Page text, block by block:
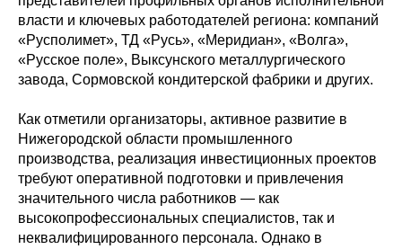
власти и ключевых работодателей региона: компаний
«Русполимет», ТД «Русь», «Меридиан», «Волга»,
«Русское поле», Выксунского металлургического
завода, Сормовской кондитерской фабрики и других.
Как отметили организаторы, активное развитие в
Нижегородской области промышленного
производства, реализация инвестиционных проектов
требуют оперативной подготовки и привлечения
значительного числа работников — как
высокопрофессиональных специалистов, так и
неквалифицированного персонала. Однако в